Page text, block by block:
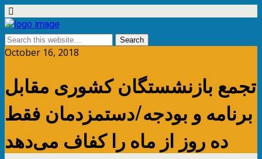
October 16, 2018
تجمع بازنشستگان کشوری مقابل
برنامه و بودجه/دستمزدمان فقط
ده روز از ماه را کفاف می‌دهد